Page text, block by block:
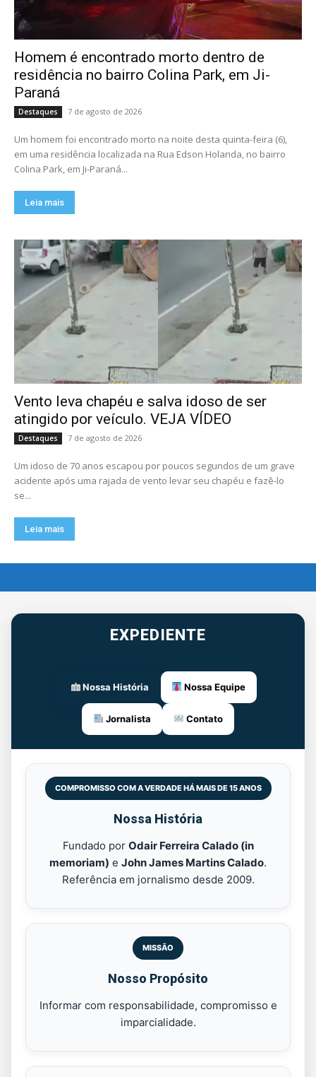
Homem é encontrado morto dentro de
residência no bairro Colina Park, em Ji-
Paraná
Destaques 7 de agosto de 2026
Um homem foi encontrado morto na noite desta quinta-feira (6),
em uma residência localizada na Rua Edson Holanda, no bairro
Colina Park, em Ji-Paraná...
Leia mais
Vento leva chapéu e salva idoso de ser
atingido por veículo. VEJA VÍDEO
Destaques 7 de agosto de 2026
Um idoso de 70 anos escapou por poucos segundos de um grave
acidente após uma rajada de vento levar seu chapéu e fazê-lo
se...
Leia mais
EXPEDIENTE
Nossa História Nossa Equipe
Jornalista Contato
COMPROMISSO COM A VERDADE HÁ MAIS DE 15 ANOS
Nossa História
Fundado por Odair Ferreira Calado (in
memoriam) e John James Martins Calado.
Referência em jornalismo desde 2009.
MISSÃO
Nosso Propósito
Informar com responsabilidade, compromisso e
imparcialidade.